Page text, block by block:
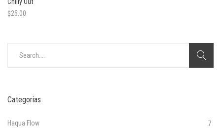
$25.00
Categorias
Haqua Flow 7